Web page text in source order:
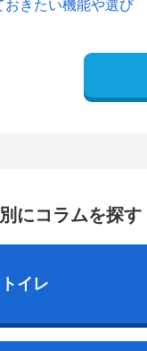
おきたい機能や選び
にコラムを探す
トイレ